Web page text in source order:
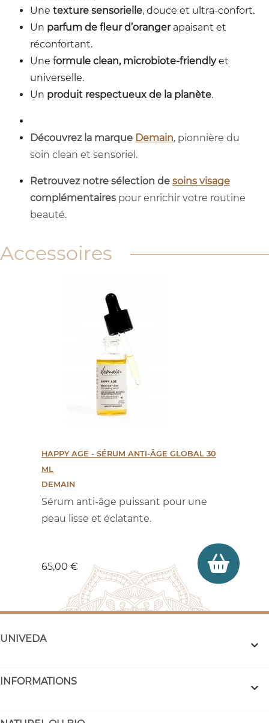
Une texture sensorielle, douce et ultra-confort.
Un parfum de fleur d’orangerapaisant et
réconfortant.
Une formule clean, microbiote-friendlyet
universelle.
Un produit respectueux de la planète.
Découvrez la marque Demain, pionnière du
soin clean et sensoriel.
Retrouvez notre sélection de soins visage
complémentaires pour enrichir votre routine
beauté.
Accessoires
HAPPY AGE - SÉRUM ANTI-ÂGE GLOBAL 30
ML
DEMAIN
Sérum anti-âge puissant pour une
peau lisse et éclatante.
65,00 €
UNIVEDA 
INFORMATIONS 